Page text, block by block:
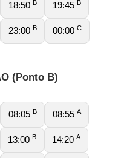
18:50 B 19:45 B
23:00 B 00:00 C
(Ponto B)
08:05 B 08:55 A
13:00 B 14:20 A